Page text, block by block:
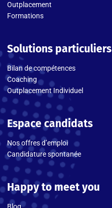
Outplacement
Formations
Solutions particuliers
Bilan de compétences
Coaching
Outplacement Individuel
Espace candidats
Nos offres d’emploi
Candidature spontanée
Happy to meet you